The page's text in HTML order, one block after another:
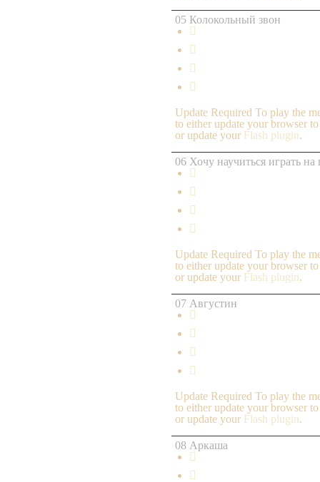
05 Колокольный звон




Update Required To play the
to either update your browser
or update your Flash plugin.
06 Хочу научиться играть




Update Required To play the
to either update your browser
or update your Flash plugin.
07 Августин




Update Required To play the
to either update your browser
or update your Flash plugin.
08 Аркаша

